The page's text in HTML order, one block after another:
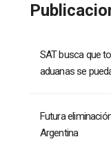
SAT busca que
aduanas se
Futura
Argentina